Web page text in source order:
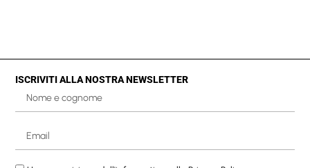
ISCRIVITI ALLA NOSTRA NEWSLETTER